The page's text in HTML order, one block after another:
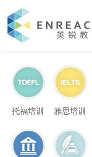
托福培训 雅思培训